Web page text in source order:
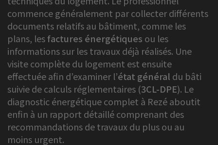
commence généralement par collecter différents
documents relatifs au bâtiment, comme les
plans, lesfactures énergétiques ou les
informations sur les travaux déjà réalisés. Une
visite complète du logement est ensuite
effectuée afin d’examiner l’état général du bâti
suivie de calculs réglementaires (3CL-DPE). Le
diagnostic énergétique complet à Rezé aboutit
enfin à un rapport détaillé comprenant des
recommandations de travaux du plus ou au
moins urgent.